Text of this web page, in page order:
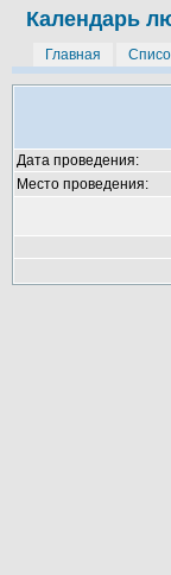
Календарь
Главная
Дата проведения:
Место проведения: